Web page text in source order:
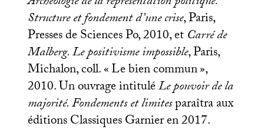
Structure et fondement d’une crise, Paris,
Presses de Sciences Po, 2010, etCarré de
Malberg. Le positivisme impossible, Paris,
Michalon, coll. «Le bien commun»,
2010. Un ouvrage intituléLe pouvoir de la
majorité. Fondements et limitesparaîtra aux
éditions Classiques Garnier en 2017.